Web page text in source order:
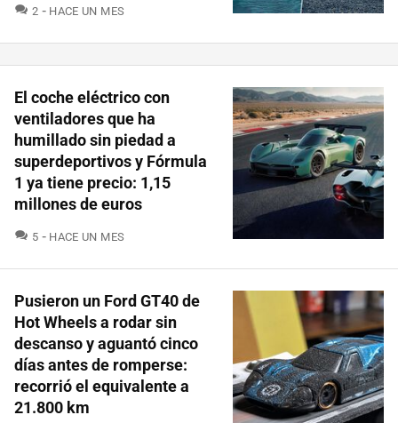
2 COMENTARIOS
HACE UN MES
El coche eléctrico con
ventiladores que ha
humillado sin piedad a
superdeportivos y Fórmula
1 ya tiene precio: 1,15
millones de euros
5 COMENTARIOS
HACE UN MES
Pusieron un Ford GT40 de
Hot Wheels a rodar sin
descanso y aguantó cinco
días antes de romperse:
recorrió el equivalente a
21.800 km